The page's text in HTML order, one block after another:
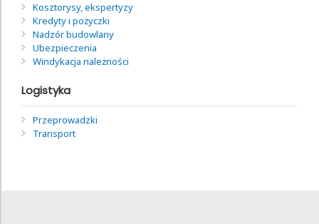
Kosztorysy, ekspertyzy
Kredyty i pożyczki
Nadzór budowlany
Ubezpieczenia
Windykacja należności
Logistyka
Przeprowadzki
Transport